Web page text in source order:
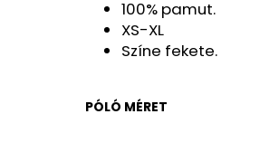
100% pamut.
XS-XL
Színe fekete.
PÓLÓ MÉRET